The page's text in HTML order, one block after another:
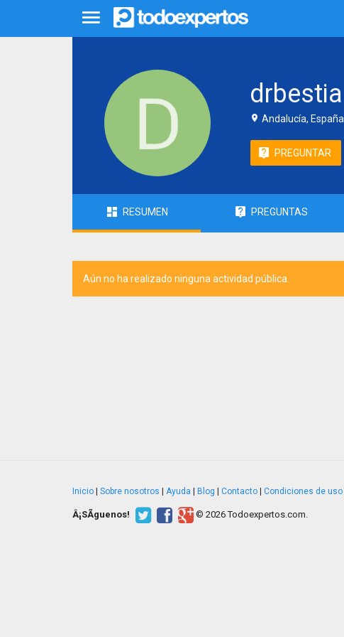
drbestia
Andalucía, España
PREGUNTAR
RESUMEN PREGUNTAS
Aún no ha realizado ninguna actividad pública.
Inicio Sobre nosotros Ayuda Blog Contacto Condiciones de uso
Â¡SÃ­guenos! © 2026 Todoexpertos.com.